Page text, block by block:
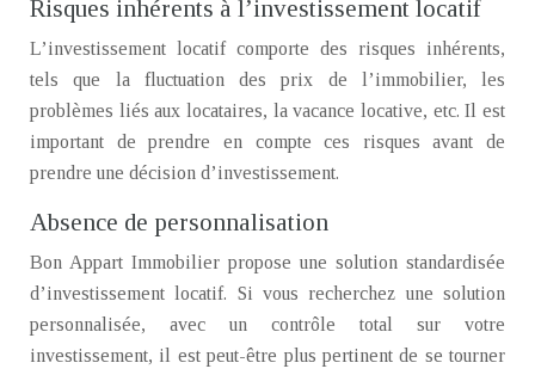
Risques inhérents à l’investissement locatif
L’investissement locatif comporte des risques inhérents,
tels que la fluctuation des prix de l’immobilier, les
problèmes liés aux locataires, la vacance locative, etc. Il est
important de prendre en compte ces risques avant de
prendre une décision d’investissement.
Absence de personnalisation
Bon Appart Immobilier propose une solution standardisée
d’investissement locatif. Si vous recherchez une solution
personnalisée, avec un contrôle total sur votre
investissement, il est peut-être plus pertinent de se tourner